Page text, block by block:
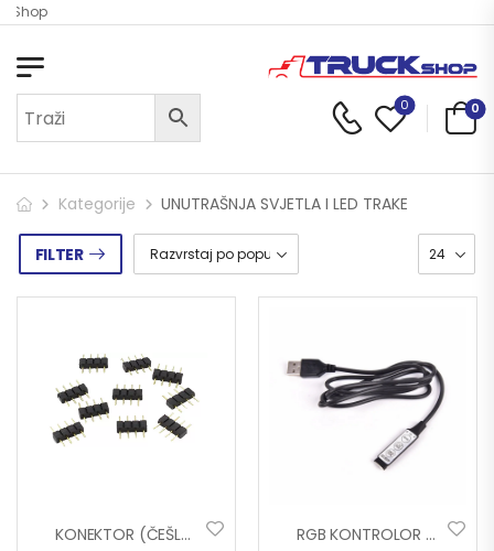
Shop
0 0
Kategorije UNUTRAŠNJA SVJETLA I LED TRAKE
FILTER
KONEKTOR (ČEŠLJIĆ) MUŠKI ZA TRAKU LED/KONTROLOR RGB KONTROLOR USB 50cm